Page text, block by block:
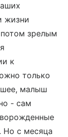
жизни
зрелым
к
только
малыш
- сам
Но с месяца